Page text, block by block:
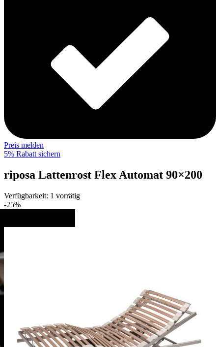
Preis melden
5% Rabatt sichern
riposa Lattenrost Flex Automat 90×200
Verfügbarkeit: 1 vorrätig
-25%